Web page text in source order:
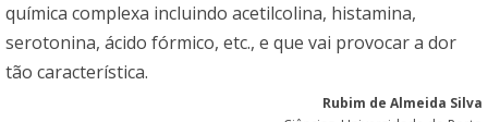
química complexa incluindo acetilcolina, histamina,
serotonina, ácido fórmico, etc., e que vai provocar a dor
tão característica.
Rubim de Almeida Silva